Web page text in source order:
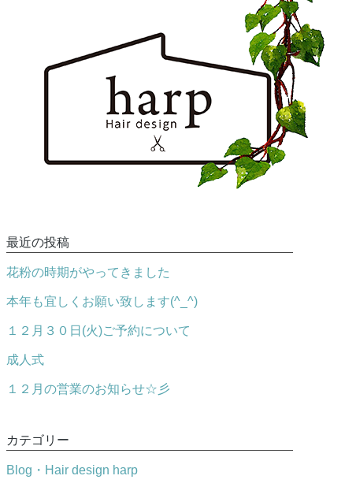
最近の投稿
花粉の時期がやってきました
本年も宜しくお願い致します(^_^)
１２月３０日(火)ご予約について
成人式
１２月の営業のお知らせ☆彡
カテゴリー
Blog・Hair design harp